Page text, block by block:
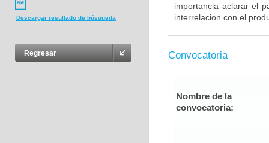
Descargar resultado de búsqueda
Regresar
importancia aclarar el
interrelacion con el
Convocatoria
Nombre de la
convocatoria: